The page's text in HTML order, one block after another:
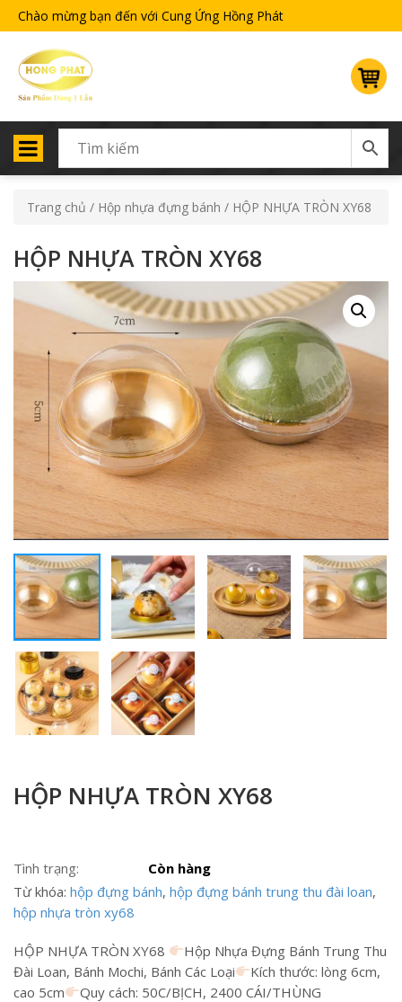
Chào mừng bạn đến với Cung Ứng Hồng Phát
Trang chủ / Hộp nhựa đựng bánh / HỘP NHỰA TRÒN XY68
HỘP NHỰA TRÒN XY68
HỘP NHỰA TRÒN XY68
Tình trạng:
Còn hàng
Từ khóa: hộp đựng bánh, hộp đựng bánh trung thu đài loan,
hộp nhựa tròn xy68
HỘP NHỰA TRÒN XY68
Hộp Nhựa Đựng Bánh Trung Thu
Đài Loan, Bánh Mochi, Bánh Các Loại
Kích thước: lòng 6cm,
cao 5cm
Quy cách: 50C/BỊCH, 2400 CÁI/THÙNG